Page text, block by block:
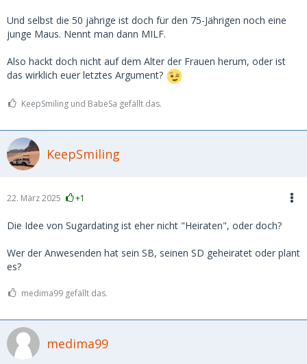
Und selbst die 50 jährige ist doch für den 75-Jährigen noch eine
junge Maus. Nennt man dann MILF.
Also hackt doch nicht auf dem Alter der Frauen herum, oder ist
das wirklich euer letztes Argument?
KeepSmiling und BabeSa gefällt das.
KeepSmiling
22. März 2025 +1
Die Idee von Sugardating ist eher nicht "Heiraten", oder doch?
Wer der Anwesenden hat sein SB, seinen SD geheiratet oder plant
es?
medima99 gefällt das.
medima99